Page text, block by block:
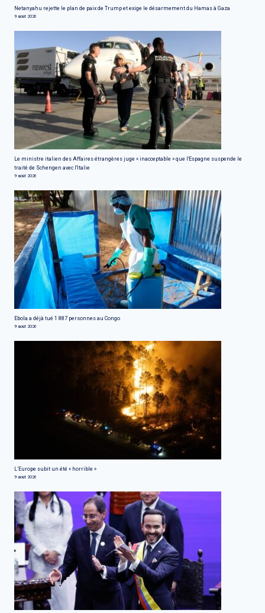
Netanyahu rejette le plan de paix de Trump et exige le désarmement du Hamas à Gaza
9 août 2026
Le ministre italien des Affaires étrangères juge « inacceptable » que l'Espagne suspende le
traité de Schengen avec l'Italie
9 août 2026
Ebola a déjà tué 1 887 personnes au Congo
9 août 2026
L’Europe subit un été « horrible »
9 août 2026